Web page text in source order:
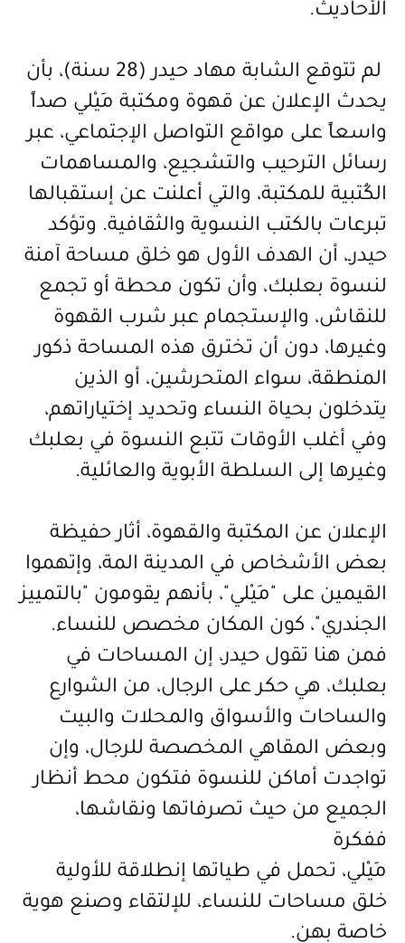
الأحاديث.
لم تتوقع الشابة مهاد حيدر (28 سنة)، بأن
يحدث الإعلان عن قهوة ومكتبة مَيْلي صداً
واسعاً على مواقع التواصل الإجتماعي، عبر
رسائل الترحيب والتشجيع، والمساهمات
الكُتبية للمكتبة، والتي أعلنت عن إستقبالها
تبرعات بالكتب النسوية والثقافية. وتؤكد
حيدرـ، أن الهدف الأول هو خلق مساحة آمنة
لنسوة بعلبك، وأن تكون محطة أو تجمع
للنقاش، والإستجمام عبر شرب القهوة
وغيرها، دون أن تخترق هذه المساحة ذكور
المنطقة، سواء المتحرشين، أو الذين
يتدخلون بحياة النساء وتحديد إختياراتهم،
وفي أغلب الأوقات تتبع النسوة في بعلبك
وغيرها إلى السلطة الأبوية والعائلية.
الإعلان عن المكتبة والقهوة، أثار حفيظة
بعض الأشخاص في المدينة المة، وإتهموا
القيمين على "مَيْلي"، بأنهم يقومون "بالتمييز
الجندري"، كون المكان مخصص للنساء.
فمن هنا تقول حيدر، إن المساحات في
بعلبك، هي حكر على الرجال، من الشوارع
والساحات والأسواق والمحلات والبيت
وبعض المقاهي المخصصة للرجال، وإن
تواجدت أماكن للنسوة فتكون محط أنظار
الجميع من حيث تصرفاتها ونقاشها،
ففكرة
مَيْلي، تحمل في طياتها إنطلاقة للأولية
خلق مساحات للنساء، للإلتقاء وصنع هوية
خاصة بهن.